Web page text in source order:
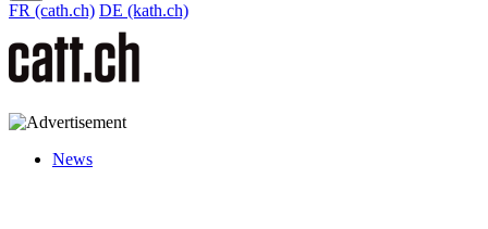
FR (cath.ch) DE (kath.ch)
News